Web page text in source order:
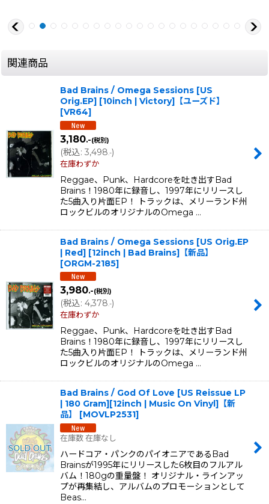
関連商品
Bad Brains / Omega Sessions [US
Orig.EP] [10inch | Victory]【ユーズド】
[VR64]
3,180.-(税別)
(税込: 3,498.-)
在庫わずか
Reggae、Punk、Hardcoreを吐き出すBad
Brains！1980年に録音し、1997年にリリースし
た5曲入り片面EP！ トラックは、メリーランド州
ロックビルのオリジナルのOmega …
Bad Brains / Omega Sessions [US Orig.EP
| Red] [12inch | Bad Brains]【新品】
[ORGM-2185]
3,980.-(税別)
(税込: 4,378.-)
在庫わずか
Reggae、Punk、Hardcoreを吐き出すBad
Brains！1980年に録音し、1997年にリリースし
た5曲入り片面EP！ トラックは、メリーランド州
ロックビルのオリジナルのOmega …
Bad Brains / God Of Love [US Reissue LP
| 180 Gram][12inch | Music On Vinyl]【新
品】
[MOVLP2531]
在庫数 在庫なし
ハードコア・パンクのパイオニアであるBad
Brainsが1995年にリリースした6枚目のフルアル
バム！180gの重量盤！ オリジナル・ラインアッ
プが再集結し、アルバムのプロモーションとして
Beas…